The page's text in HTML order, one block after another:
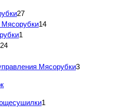
27
Мясорубки14
1
Мясорубки3
1